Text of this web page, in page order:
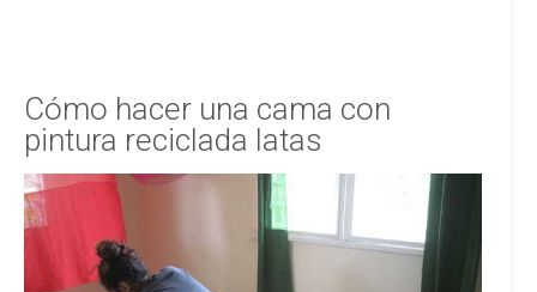
Cómo hacer una cama con
pintura reciclada latas